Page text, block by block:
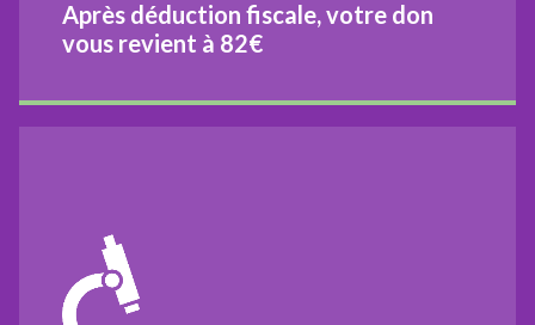
Après déduction fiscale, votre don
vous revient à 82€